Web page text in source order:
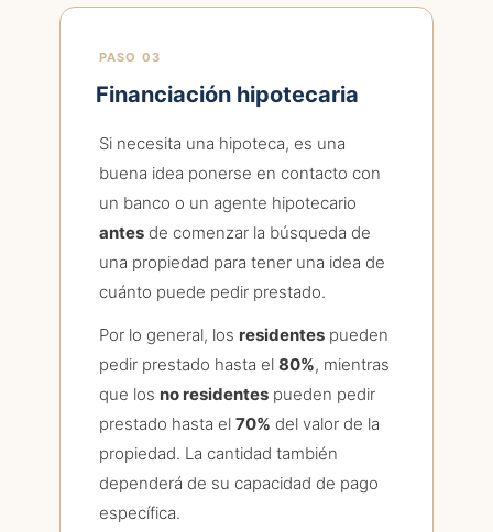
PASO 03
Financiación hipotecaria
Si necesita una hipoteca, es una
buena idea ponerse en contacto con
un banco o un agente hipotecario
antes de comenzar la búsqueda de
una propiedad para tener una idea de
cuánto puede pedir prestado.
Por lo general, los residentes pueden
pedir prestado hasta el 80%, mientras
que los no residentes pueden pedir
prestado hasta el 70% del valor de la
propiedad. La cantidad también
dependerá de su capacidad de pago
específica.